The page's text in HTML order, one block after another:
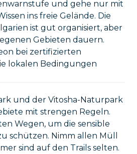
und gehe nur mit
ins freie Gelände. Die
ist gut organisiert, aber
Gebieten dauern.
bei zertifizierten
lokalen Bedingungen
und der Vitosha-Naturpark
mit strengen Regeln.
Wegen, um die sensible
schützen. Nimm allen Müll
sind auf den Trails selten.